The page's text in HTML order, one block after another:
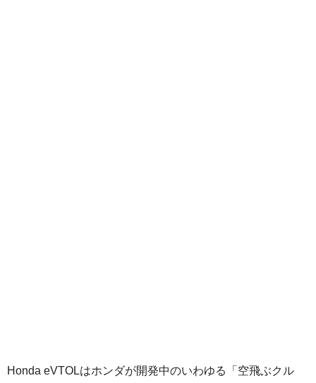
Honda eVTOLはホンダが開発中のいわゆる「空飛ぶクル